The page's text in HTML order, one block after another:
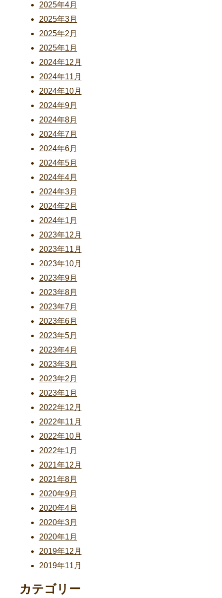
2025年4月
2025年3月
2025年2月
2025年1月
2024年12月
2024年11月
2024年10月
2024年9月
2024年8月
2024年7月
2024年6月
2024年5月
2024年4月
2024年3月
2024年2月
2024年1月
2023年12月
2023年11月
2023年10月
2023年9月
2023年8月
2023年7月
2023年6月
2023年5月
2023年4月
2023年3月
2023年2月
2023年1月
2022年12月
2022年11月
2022年10月
2022年1月
2021年12月
2021年8月
2020年9月
2020年4月
2020年3月
2020年1月
2019年12月
2019年11月
カテゴリー